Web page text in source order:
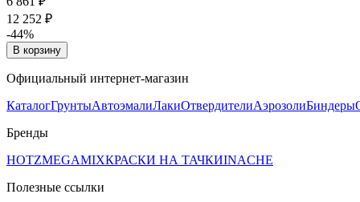
12 252 ₽
-44%
В корзину
Официальный интернет-магазин
КаталогГрунтыАвтоэмалиЛакиОтвердителиАэрозолиБиндеры
Бренды
HOTZMEGAMIXКРАСКИ НА ТАЧКИINACHE
Полезные ссылки